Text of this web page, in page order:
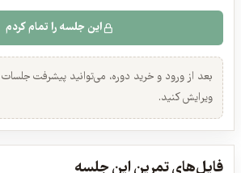
خرید دوره
این جلسه را تمام کردم
بعد از ورود و خرید دوره، می‌توانید پیشرفت
ویرایش کنید.
۱. معرفی دوره
عرفان قوی قلب، امیرعلی رحمانی، ایمان
رایگان